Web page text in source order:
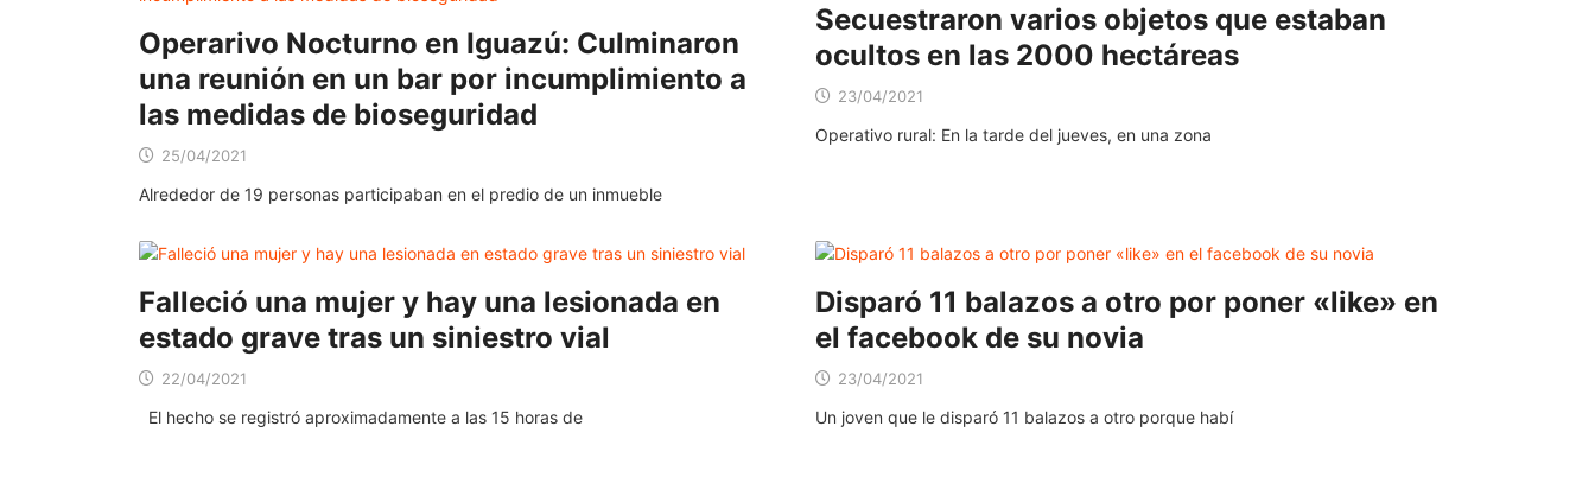
Operarivo Nocturno en Iguazú: Culminaron
una reunión en un bar por incumplimiento a
las medidas de bioseguridad
25/04/2021
Alrededor de 19 personas participaban en el predio de un inmueble
Secuestraron varios objetos que estaban
ocultos en las 2000 hectáreas
23/04/2021
Operativo rural: En la tarde del jueves, en una zona
Falleció una mujer y hay una lesionada en
estado grave tras un siniestro vial
22/04/2021
El hecho se registró aproximadamente a las 15 horas de
Disparó 11 balazos a otro por poner «like» en
el facebook de su novia
23/04/2021
Un joven que le disparó 11 balazos a otro porque habí